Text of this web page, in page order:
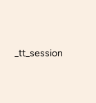
_tt_session